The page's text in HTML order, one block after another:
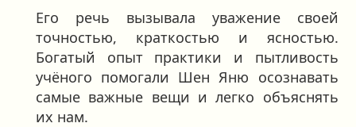
Его речь вызывала уважение своей
точностью, краткостью и ясностью.
Богатый опыт практики и пытливость
учёного помогали Шен Яню осознавать
самые важные вещи и легко объяснять
их нам.